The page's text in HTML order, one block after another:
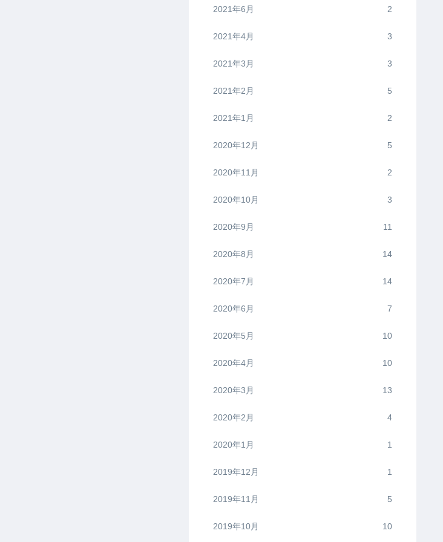
2021年6月 2
2021年4月 3
2021年3月 3
2021年2月 5
2021年1月 2
2020年12月 5
2020年11月 2
2020年10月 3
2020年9月 11
2020年8月 14
2020年7月 14
2020年6月 7
2020年5月 10
2020年4月 10
2020年3月 13
2020年2月 4
2020年1月 1
2019年12月 1
2019年11月 5
2019年10月 10